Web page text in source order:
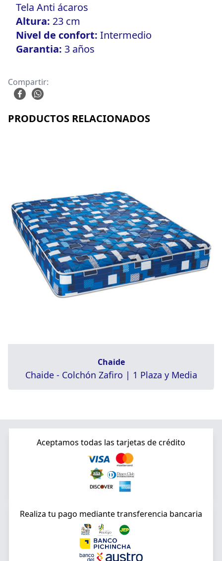
Tela Anti ácaros
Altura: 23 cm
Nivel de confort: Intermedio
Garantia: 3 años
Compartir:
PRODUCTOS RELACIONADOS
Chaide
Chaide - Colchón Zafiro | 1 Plaza y Media
Aceptamos todas las tarjetas de crédito
Realiza tu pago mediante transferencia bancaria